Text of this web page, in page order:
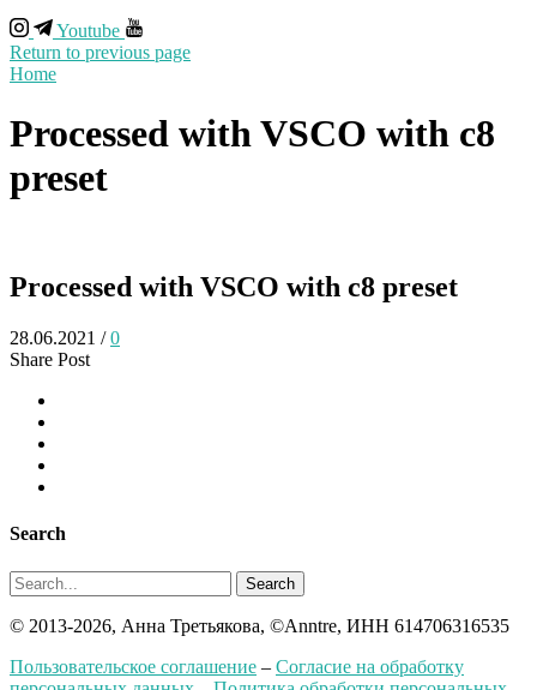
Youtube
Return to previous page
Home
Processed with VSCO with c8
preset
Processed with VSCO with c8 preset
28.06.2021 / 0
Share Post
Search
Search
© 2013-2026, Анна Третьякова, ©Anntre, ИНН 614706316535
Пользовательское соглашение – Согласие на обработку